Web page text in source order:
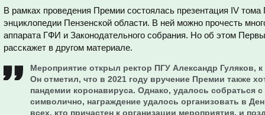
В рамках проведения Премии состоялась презентация IV
энциклопедии Пензенской области. В ней можно прочесть
аппарата ГФИ и Законодательного собрания. Но об этом
расскажет в другом материале.
Мероприятие открыл ректор ПГУ Александр Гуляков,
Он отметил, что в 2021 году вручение Премии также
пандемии коронавируса. Однако, удалось собраться
символично, награждение удалось организовать в
всех, кто причастен к организации мероприятия, и